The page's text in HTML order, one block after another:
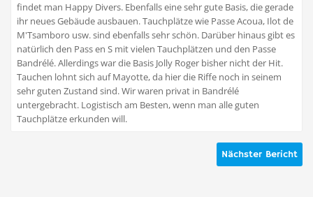
findet man Happy Divers. Ebenfalls eine sehr gute Basis, die gerade
ihr neues Gebäude ausbauen. Tauchplätze wie Passe Acoua, Ilot de
M'Tsamboro usw. sind ebenfalls sehr schön. Darüber hinaus gibt es
natürlich den Pass en S mit vielen Tauchplätzen und den Passe
Bandrélé. Allerdings war die Basis Jolly Roger bisher nicht der Hit.
Tauchen lohnt sich auf Mayotte, da hier die Riffe noch in seinem
sehr guten Zustand sind. Wir waren privat in Bandrélé
untergebracht. Logistisch am Besten, wenn man alle guten
Tauchplätze erkunden will.
Nächster Bericht